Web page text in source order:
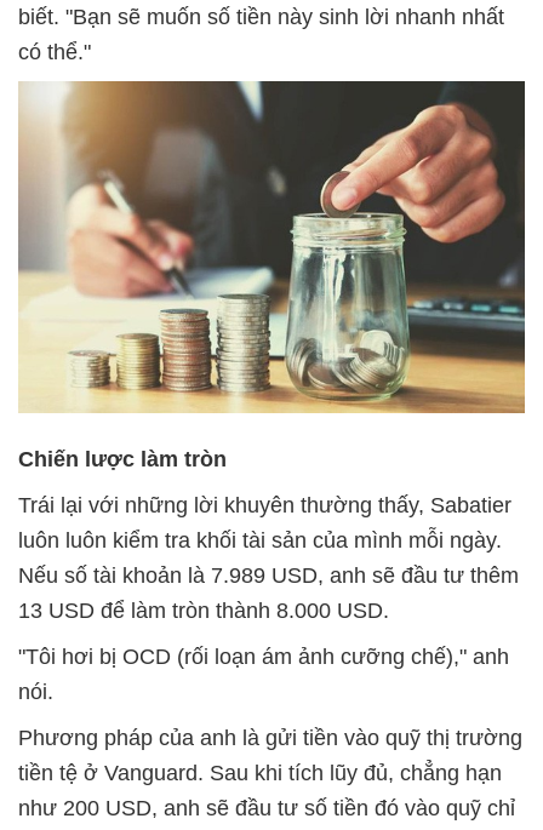
biết. "Bạn sẽ muốn số tiền này sinh lời nhanh nhất
có thể."
Chiến lược làm tròn
Trái lại với những lời khuyên thường thấy, Sabatier
luôn luôn kiểm tra khối tài sản của mình mỗi ngày.
Nếu số tài khoản là 7.989 USD, anh sẽ đầu tư thêm
13 USD để làm tròn thành 8.000 USD.
"Tôi hơi bị OCD (rối loạn ám ảnh cưỡng chế)," anh
nói.
Phương pháp của anh là gửi tiền vào quỹ thị trường
tiền tệ ở Vanguard. Sau khi tích lũy đủ, chẳng hạn
như 200 USD, anh sẽ đầu tư số tiền đó vào quỹ chỉ